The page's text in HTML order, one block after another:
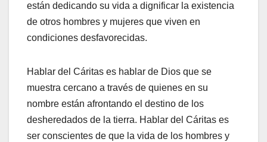
están dedicando su vida a dignificar la existencia
de otros hombres y mujeres que viven en
condiciones desfavorecidas.
Hablar del Cáritas es hablar de Dios que se
muestra cercano a través de quienes en su
nombre están afrontando el destino de los
desheredados de la tierra. Hablar del Cáritas es
ser conscientes de que la vida de los hombres y